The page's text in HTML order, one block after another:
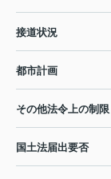
接道状況
都市計画
その他法令上の制限
国土法届出要否